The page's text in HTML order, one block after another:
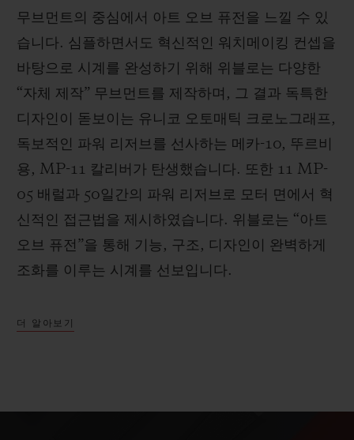
무브먼트의 중심에서 아트 오브 퓨전을 느낄 수 있
습니다. 심플하면서도 혁신적인 워치메이킹 컨셉을
바탕으로 시계를 완성하기 위해 위블로는 다양한
“자체 제작” 무브먼트를 제작하며, 그 결과 독특한
디자인이 돋보이는 유니코 오토매틱 크로노그래프,
독보적인 파워 리저브를 선사하는 메카-10, 뚜르비
용, MP-11 칼리버가 탄생했습니다. 또한 11 MP-
05 배럴과 50일간의 파워 리저브로 모터 면에서 혁
신적인 접근법을 제시하였습니다. 위블로는 “아트
오브 퓨전”을 통해 기능, 구조, 디자인이 완벽하게
조화를 이루는 시계를 선보입니다.
더 알아보기